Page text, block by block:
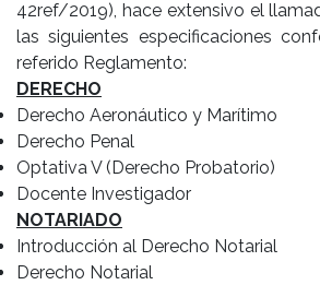
42ref/2019), hace extensivo el
las siguientes especificaciones
referido Reglamento:
DERECHO
Derecho Aeronáutico y Marítimo
Derecho Penal
Optativa V (Derecho Probatorio)
Docente Investigador
NOTARIADO
Introducción al Derecho Notarial
Derecho Notarial